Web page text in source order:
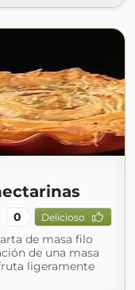
0 Delicioso
de masa filo
de una masa
ligeramente